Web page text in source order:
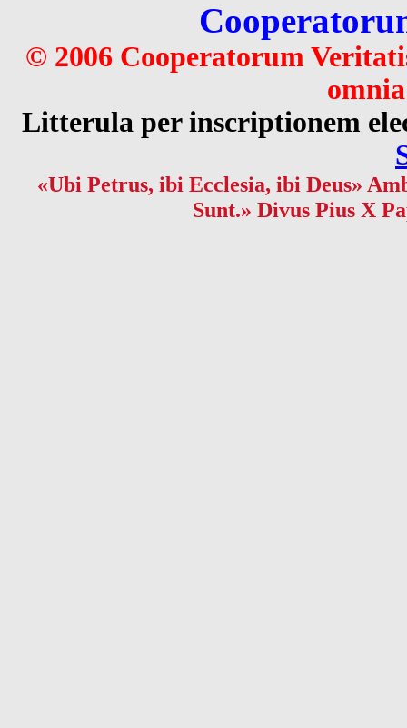
© 2006 Cooperatorum
Litterula per inscriptionem
«Ubi Petrus, ibi Ecclesia, ibi Deus»
Sunt.» Divus Pius X